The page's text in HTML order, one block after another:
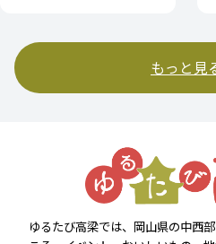
もっと見
ゆるたび高梁では、岡山県の中西